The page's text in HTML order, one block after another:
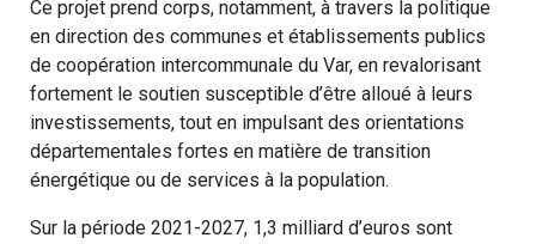
Ce projet prend corps, notamment, à travers la politique
en direction des communes et établissements publics
de coopération intercommunale du Var, en revalorisant
fortement le soutien susceptible d’être alloué à leurs
investissements, tout en impulsant des orientations
départementales fortes en matière de transition
énergétique ou de services à la population.
Sur la période 2021-2027, 1,3 milliard d’euros sont